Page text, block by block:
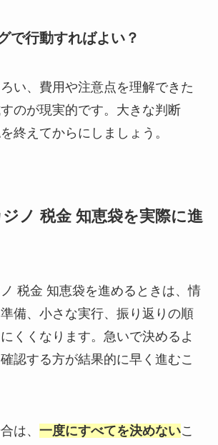
で行動すればよい？
い、費用や注意点を理解できた
のが現実的です。大きな判断
終えてからにしましょう。
ノ 税金 知恵袋を実際に進
税金 知恵袋を進めるときは、情
備、小さな実行、振り返りの順
くくなります。急いで決めるよ
認する方が結果的に早く進むこ
は、 一度にすべてを決めないこ